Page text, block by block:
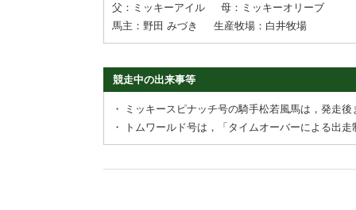
父：ミッキーアイル
母：ミッキーオリーブ
馬主：野田 みづき
生産牧場：白井牧場
競走中の出来事等
・
ミッキースピナッチ号の騎手松若風馬は，発走
・
トムワールド号は，「タイムオーバーによる出